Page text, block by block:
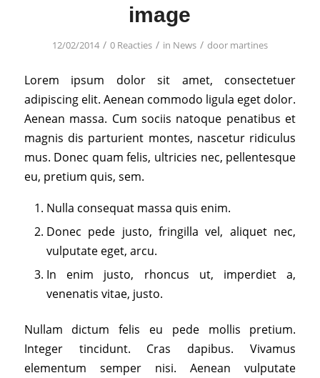
image
12/02/2014 / 0 Reacties / in News / door martines
Lorem ipsum dolor sit amet, consectetuer
adipiscing elit. Aenean commodo ligula eget dolor.
Aenean massa. Cum sociis natoque penatibus et
magnis dis parturient montes, nascetur ridiculus
mus. Donec quam felis, ultricies nec, pellentesque
eu, pretium quis, sem.
Nulla consequat massa quis enim.
Donec pede justo, fringilla vel, aliquet nec,
vulputate eget, arcu.
In enim justo, rhoncus ut, imperdiet a,
venenatis vitae, justo.
Nullam dictum felis eu pede mollis pretium.
Integer tincidunt. Cras dapibus. Vivamus
elementum semper nisi. Aenean vulputate